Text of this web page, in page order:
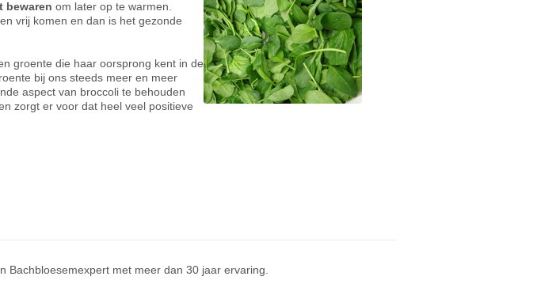
bewaren om later op te warmen.
vrij komen en dan is het gezonde
groente die haar oorsprong kent in de
bij ons steeds meer en meer
aspect van broccoli te behouden
zorgt er voor dat heel veel positieve
Bachbloesemexpert met meer dan 30 jaar ervaring.